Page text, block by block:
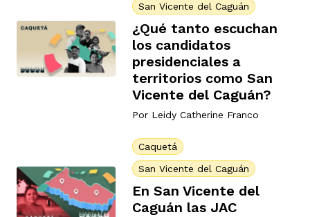
San Vicente del Caguán
¿Qué tanto escuchan
los candidatos
presidenciales a
territorios como San
Vicente del Caguán?
Por Leidy Catherine Franco
Caquetá
San Vicente del Caguán
En San Vicente del
Caguán las JAC
principios
periodistas locales